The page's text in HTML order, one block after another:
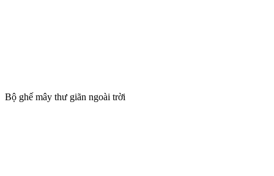
Bộ ghế mây thư giãn ngoài trời